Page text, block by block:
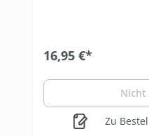
16,95 €*
Nicht
Zu